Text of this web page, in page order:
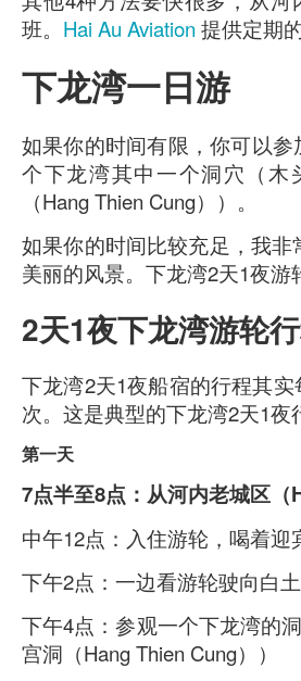
班。 Hai Au Aviation 提供定期
下龙湾一日游
如果你的时间有限，你可以
个下龙湾其中一个洞穴（木
（Hang Thien Cung））。
如果你的时间比较充足，我
美丽的风景。下龙湾2天1夜游
2天1夜下龙湾游轮
下龙湾2天1夜船宿的行程其
次。这是典型的下龙湾2天1夜
第一天
7点半至8点：从河内老城区（
中午12点：入住游轮，喝着迎
下午2点：一边看游轮驶向白
下午4点：参观一个下龙湾的
宫洞（Hang Thien Cung））
detectable smoky flavor.
As a Singaporean, I’ll say that the
done. The sea bass is very fresh
tangy flavor.